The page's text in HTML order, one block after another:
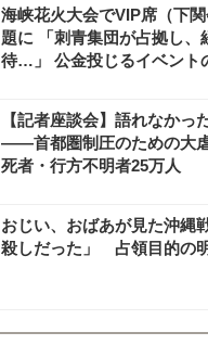
海峡花火大会でVIP席（下
題に 「刺青集団が占拠し、
待…」 公金投じるイベント
【記者座談会】語れなかっ
――首都圏制圧のための大
死者・行方不明者25万人
おじい、おばあが見た沖
殺しだった」 占領目的の